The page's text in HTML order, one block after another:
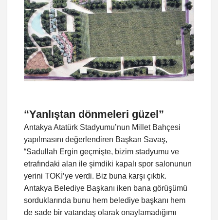
“Yanlıştan dönmeleri güzel”
Antakya Atatürk Stadyumu’nun Millet Bahçesi
yapılmasını değerlendiren Başkan Savaş,
“Sadullah Ergin geçmişte, bizim stadyumu ve
etrafındaki alan ile şimdiki kapalı spor salonunun
yerini TOKİ’ye verdi. Biz buna karşı çıktık.
Antakya Belediye Başkanı iken bana görüşümü
sorduklarında bunu hem belediye başkanı hem
de sade bir vatandaş olarak onaylamadığımı